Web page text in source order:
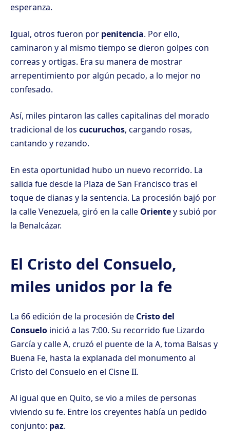
esperanza.
Igual, otros fueron por penitencia. Por ello,
caminaron y al mismo tiempo se dieron golpes con
correas y ortigas. Era su manera de mostrar
arrepentimiento por algún pecado, a lo mejor no
confesado.
Así, miles pintaron las calles capitalinas del morado
tradicional de los cucuruchos, cargando rosas,
cantando y rezando.
En esta oportunidad hubo un nuevo recorrido. La
salida fue desde la Plaza de San Francisco tras el
toque de dianas y la sentencia. La procesión bajó por
la calle Venezuela, giró en la calle Orientey subió por
la Benalcázar.
El Cristo del Consuelo,
miles unidos por la fe
La 66 edición de la procesión de Cristo del
Consuelo inició a las 7:00. Su recorrido fue Lizardo
García y calle A, cruzó el puente de la A, toma Balsas y
Buena Fe, hasta la explanada del monumento al
Cristo del Consuelo en el Cisne II.
Al igual que en Quito, se vio a miles de personas
viviendo su fe. Entre los creyentes había un pedido
conjunto: paz.